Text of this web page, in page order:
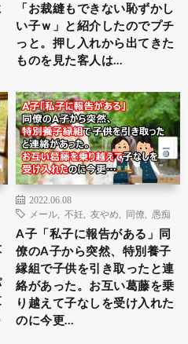
「お裁縫もできない恥ずかし
い子ｗ」と紹介したのでプチ
っと。押し入れから出てきた
ものを見た客人は…
2022.06.08
メール
不妊 友やめ 同僚 愚痴
A子「私子に報告がある」同
僚のA子から突然、特別養子
縁組で子供を引き取ったと連
絡があった。お互い葛藤を乗
り越えて子なしを受け入れた
のに今更…